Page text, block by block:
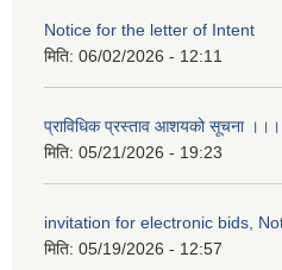
Notice for the letter of Intent
मिति: 06/02/2026 - 12:11
प्राविधिक प्रस्ताव आशयको सूचना ।।।
मिति: 05/21/2026 - 19:23
invitation for electronic bids,
मिति: 05/19/2026 - 12:57